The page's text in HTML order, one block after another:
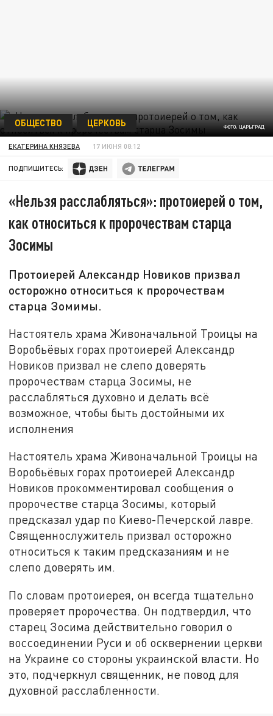
ФОТО: ЦАРЬГРАД
ОБЩЕСТВО ЦЕРКОВЬ
ЕКАТЕРИНА КНЯЗЕВА 17 ИЮНЯ 08:12
ПОДПИШИТЕСЬ:
«Нельзя расслабляться»: протоиерей о том,
как относиться к пророчествам старца
Зосимы
Протоиерей Александр Новиков призвал
осторожно относиться к пророчествам
старца Зомимы.
Настоятель храма Живоначальной Троицы на
Воробьёвых горах протоиерей Александр
Новиков призвал не слепо доверять
пророчествам старца Зосимы, не
расслабляться духовно и делать всё
возможное, чтобы быть достойными их
исполнения
Настоятель храма Живоначальной Троицы на
Воробьёвых горах протоиерей Александр
Новиков прокомментировал сообщения о
пророчестве старца Зосимы, который
предсказал удар по Киево-Печерской лавре.
Священнослужитель призвал осторожно
относиться к таким предсказаниям и не
слепо доверять им.
По словам протоиерея, он всегда тщательно
проверяет пророчества. Он подтвердил, что
старец Зосима действительно говорил о
воссоединении Руси и об осквернении церкви
на Украине со стороны украинской власти. Но
это, подчеркнул священник, не повод для
духовной расслабленности.